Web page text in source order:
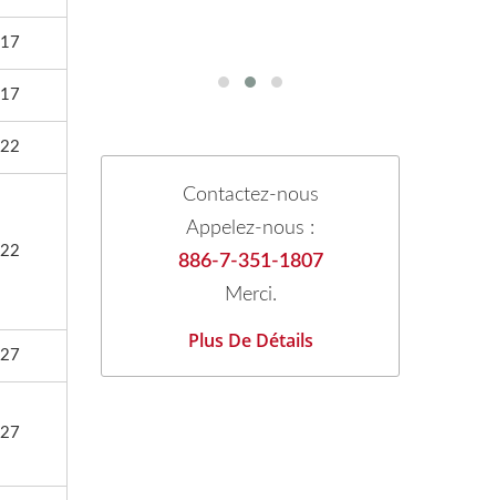
17
17
22
22
27
27
Contactez-nous
Appelez-nous :
886-7-351-1807
Merci.
Plus De Détails